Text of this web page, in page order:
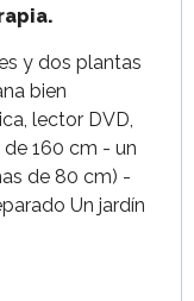
y dos plantas
bien
lector DVD,
160 cm - un
de 80 cm) -
Un jardín